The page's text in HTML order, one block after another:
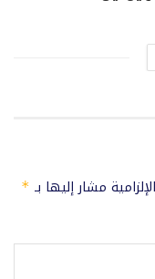
مشار إليها بـ *